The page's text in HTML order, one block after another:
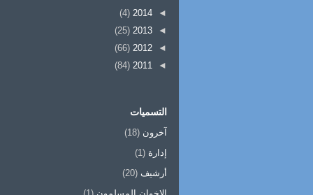
◄
2014
(4)
◄
2013
(25)
◄
2012
(66)
◄
2011
(84)
التسميات
آخرون (18)
إدارة (1)
أرشيف (20)